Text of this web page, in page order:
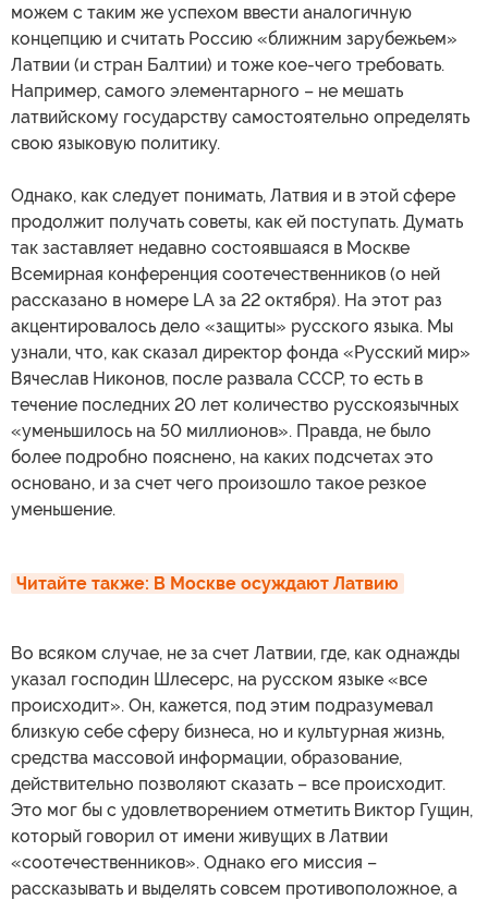
можем с таким же успехом ввести аналогичную
концепцию и считать Россию «ближним зарубежьем»
Латвии (и стран Балтии) и тоже кое-чего требовать.
Например, самого элементарного – не мешать
латвийскому государству самостоятельно определять
свою языковую политику.
Однако, как следует понимать, Латвия и в этой сфере
продолжит получать советы, как ей поступать. Думать
так заставляет недавно состоявшаяся в Москве
Всемирная конференция соотечественников (о ней
рассказано в номере LA за 22 октября). На этот раз
акцентировалось дело «защиты» русского языка. Мы
узнали, что, как сказал директор фонда «Русский мир»
Вячеслав Никонов, после развала СССР, то есть в
течение последних 20 лет количество русскоязычных
«уменьшилось на 50 миллионов». Правда, не было
более подробно пояснено, на каких подсчетах это
основано, и за счет чего произошло такое резкое
уменьшение.
Читайте также: В Москве осуждают Латвию
Во всяком случае, не за счет Латвии, где, как однажды
указал господин Шлесерс, на русском языке «все
происходит». Он, кажется, под этим подразумевал
близкую себе сферу бизнеса, но и культурная жизнь,
средства массовой информации, образование,
действительно позволяют сказать – все происходит.
Это мог бы с удовлетворением отметить Виктор Гущин,
который говорил от имени живущих в Латвии
«соотечественников». Однако его миссия –
рассказывать и выделять совсем противоположное, а